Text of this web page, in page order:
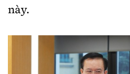
này.